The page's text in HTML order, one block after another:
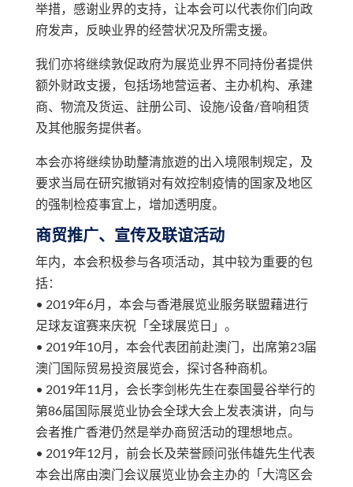
举措，感谢业界的支持，让本会可以代表你们向政
府发声，反映业界的经营状况及所需支援。
我们亦将继续敦促政府为展览业界不同持份者提供
额外财政支援，包括场地营运者、主办机构、承建
商、物流及货运、註册公司、设施/设备/音响租赁
及其他服务提供者。
本会亦将继续协助釐清旅遊的出入境限制规定，及
要求当局在研究撤销对有效控制疫情的国家及地区
的强制检疫事宜上，增加透明度。
商贸推广、宣传及联谊活动
年内，本会积极参与各项活动，其中较为重要的包
括：
• 2019年6月，本会与香港展览业服务联盟藉进行
足球友谊赛来庆祝「全球展览日」。
• 2019年10月，本会代表团前赴澳门，出席第23届
澳门国际贸易投资展览会，探讨各种商机。
• 2019年11月，会长李剑彬先生在泰国曼谷举行的
第86届国际展览业协会全球大会上发表演讲，向与
会者推广香港仍然是举办商贸活动的理想地点。
• 2019年12月，前会长及荣誉顾问张伟雄先生代表
本会出席由澳门会议展览业协会主办的「大湾区会